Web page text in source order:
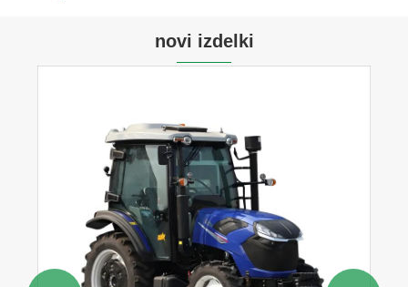
novi izdelki